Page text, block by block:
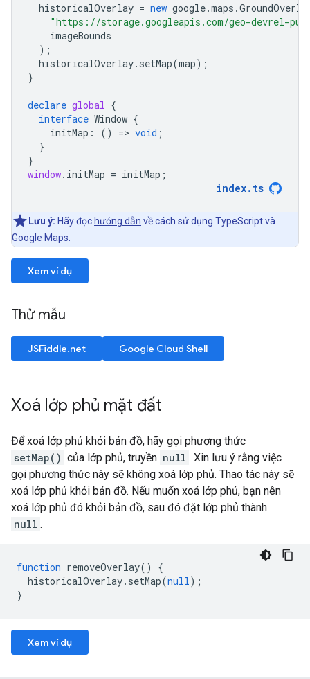
historicalOverlay = new google.maps .
"https://storage.googleapis.com/geo-devrel-
imageBounds
);
historicalOverlay. setMap(map);
}
declare global {
interface Window {
initMap : () => void ;
}
}
window. initMap = initMap ;
index. ts
Lưu ý: Hãy đọc hướng dẫn về cách sử dụng TypeScript và
Google Maps.
Xem ví dụ
Thử mẫu
JSFiddle.net Google Cloud Shell
Xoá lớp phủ mặt đất
Để xoá lớp phủ khỏi bản đồ, hãy gọi phương thức
setMap() của lớp phủ, truyền null . Xin lưu ý rằng việc
gọi phương thức này sẽ không xoá lớp phủ. Thao tác này sẽ
xoá lớp phủ khỏi bản đồ. Nếu muốn xoá lớp phủ, bạn nên
xoá lớp phủ đó khỏi bản đồ, sau đó đặt lớp phủ thành
null .
function removeOverlay()
{
historicalOverlay. setMap(null);
}
Xem ví dụ